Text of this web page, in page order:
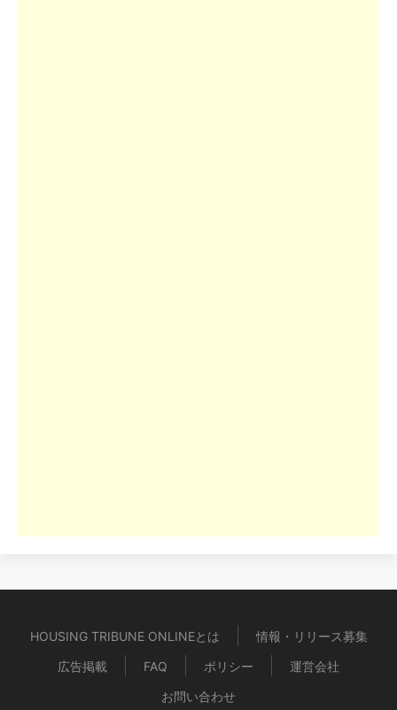
HOUSING TRIBUNE ONLINEとは
情報・リリース募集
広告掲載
FAQ ポリシー
運営会社
お問い合わせ